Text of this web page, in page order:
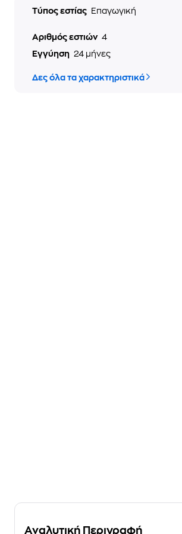
Τύπος εστίας Επαγωγική
Αριθμός εστιών 4
Εγγύηση 24 μήνες
Δες όλα τα χαρακτηριστικά
Αναλυτική Περιγραφή